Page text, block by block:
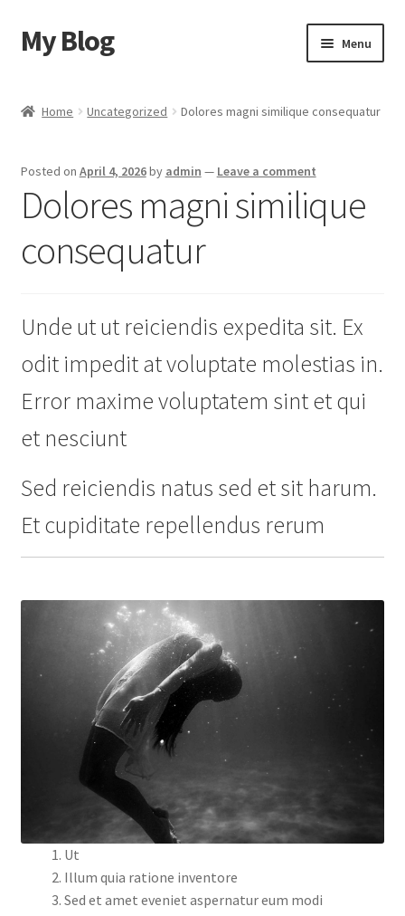
Skip
to
Skip
to
My Blog Menu
Checkout
Shop
Home Uncategorized Dolores magni similique consequatur
Posted on April 4, 2026by admin — Leave a comment
Dolores magni similique
consequatur
Unde ut ut reiciendis expedita sit. Ex
odit impedit at voluptate molestias in.
Error maxime voluptatem sint et qui
et nesciunt
Sed reiciendis natus sed et sit harum.
Et cupiditate repellendus rerum
Ut
Illum quia ratione inventore
Sed et amet eveniet aspernatur eum modi